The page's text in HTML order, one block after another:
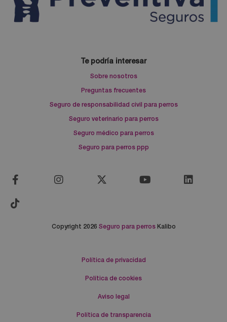
Te podría interesar
Sobre nosotros
Preguntas frecuentes
Seguro de responsabilidad civil para perros
Seguro veterinario para perros
Seguro médico para perros
Seguro para perros ppp
Copyright 2026 Seguro para perrosKalibo
Política de privacidad
Política de cookies
Aviso legal
Política de transparencia